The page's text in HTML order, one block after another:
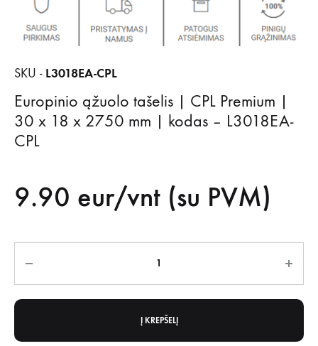
SKU - L3018EA-CPL
Europinio ąžuolo tašelis | CPL Premium |
30 x 18 x 2750 mm | kodas – L3018EA-
CPL
9.90 eur/vnt (su PVM)
Į KREPŠELĮ